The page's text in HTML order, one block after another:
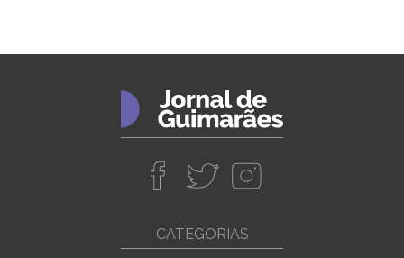
CATEGORIAS